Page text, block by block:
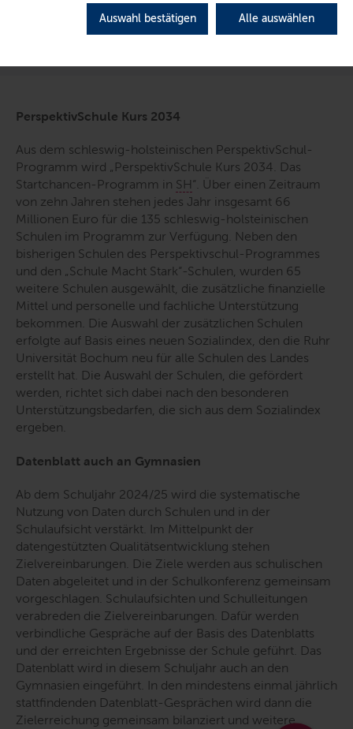
Auswahl bestätigen Alle auswählen
PerspektivSchule Kurs 2034
Aus dem schleswig-holsteinischen PerspektivSchul-
Programm wird „PerspektivSchule Kurs 2034. Das
Startchancen-Programm in SH“. Über einen Zeitraum
von zehn Jahren stehen jedes Jahr insgesamt 66
Millionen Euro für die 135 schleswig-holsteinischen
Schulen im Programm zur Verfügung. Neben den
bisherigen Schulen des Perspektivschul-Programmes
und den „Schule Macht Stark“-Schulen, wurden 65
weitere Schulen ausgewählt, die zusätzliche finanzielle
Mittel und personelle und fachliche Unterstützung
bekommen. Die Auswahl der zusätzlichen Schulen
erfolgte auf Basis eines neuen Sozialindex, den die Ruhr
Universität Bochum neu für alle Schulen des Landes
erstellt hat. Die Auswahl der Schulen, die gefördert
werden, richtet sich dabei nach den besonderen
Unterstützungsbedarfen, die sich aus dem Sozialindex
ergeben.
Datenblatt auch an Gymnasien
Ab dem Schuljahr 2024/25 wird die systematische
Nutzung von Daten durch Schulen und in der
Schulaufsicht verstärkt. Im Mittelpunkt der
datengestützten Qualitätsentwicklung stehen
Zielvereinbarungen. Die Ziele werden aus schulischen
Daten abgeleitet und in der Schulkonferenz gemeinsam
vorgeschlagen. Schulaufsichten und Schulleitungen
verabreden die Zielvereinbarungen. Dafür werden
verbindliche Gespräche auf der Basis des Datenblatts
und der erreichten Ergebnisse der Schule geführt. Das
Datenblatt wird in diesem Schuljahr auch an den
Gymnasien eingeführt. In den mindestens einmal jährlich
stattfindenden Datenblatt-Gesprächen wird dann die
Zielerreichung gemeinsam bilanziert und weitere